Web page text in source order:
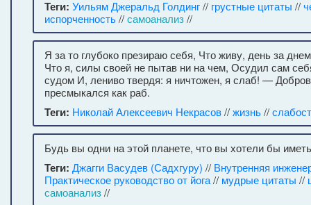
Теги: Уильям Джеральд Голдинг// грустные цитаты //
испорченность//самоанализ//
Я за то глубоко презираю себя, Что живу, день за
Что я, силы своей не пытав ни на чем, Осудил сам
судом И, лениво твердя: я ничтожен, я слаб! —
пресмыкался как раб.
Теги: Николай Алексеевич Некрасов//жизнь//
Будь вы одни на этой планете, что вы хотели бы
Теги: Джагги Васудев (Садхгуру) // Внутренняя
Практическое руководство от йога// мудрые цитаты //
самоанализ//